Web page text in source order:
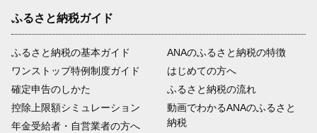
ふるさと納税ガイド
ふるさと納税の基本ガイド
ワンストップ特例制度ガイド
確定申告のしかた
控除上限額シミュレーション
年金受給者・自営業者の方へ
ANAのふるさと納税の特徴
はじめての方へ
ふるさと納税の流れ
動画でわかるANAのふるさと
納税